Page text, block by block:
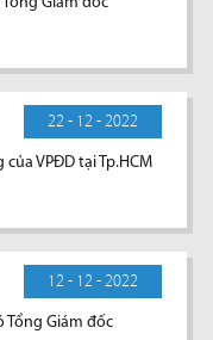
22 - 12 - 2022
VPĐD tại Tp.HCM
12 - 12 - 2022
Tổng Giám đốc